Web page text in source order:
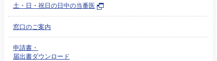
土・日・祝日の日中の当番医
窓口のご案内
申請書・
届出書ダウンロード